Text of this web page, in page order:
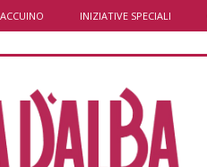
INIZIATIVE SPECIALI